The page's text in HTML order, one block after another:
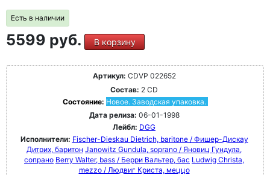
Есть в наличии
5599 руб. В корзину
Артикул: CDVP 022652
Состав: 2 CD
Состояние: Новое. Заводская упаковка.
Дата релиза: 06-01-1998
Лейбл: DGG
Исполнители: Fischer-Dieskau Dietrich, baritone / Фишер-Дискау
Дитрих, баритон Janowitz Gundula, soprano / Яновиц Гундула,
сопрано Berry Walter, bass / Берри Вальтер, бас Ludwig Christa,
mezzo / Людвиг Криста, меццо